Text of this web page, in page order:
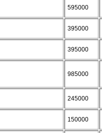
595000
395000
395000
985000
245000
150000